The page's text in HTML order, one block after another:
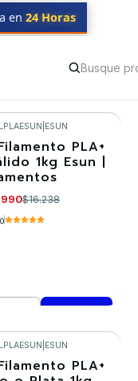
en 24 Horas
ESUN
PLA+
1kg Esun |
$16.238
ahora
ESUN
PLA+